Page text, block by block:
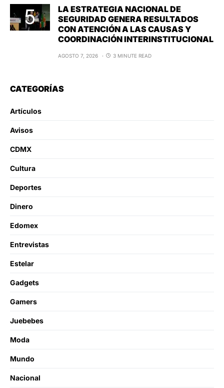
LA ESTRATEGIA NACIONAL DE
SEGURIDAD GENERA RESULTADOS
CON ATENCIÓN A LAS CAUSAS Y
COORDINACIÓN INTERINSTITUCIONAL
AGOSTO 7, 2026 3 MINUTE READ
CATEGORÍAS
Artículos
Avisos
CDMX
Cultura
Deportes
Dinero
Edomex
Entrevistas
Estelar
Gadgets
Gamers
Juebebes
Moda
Mundo
Nacional